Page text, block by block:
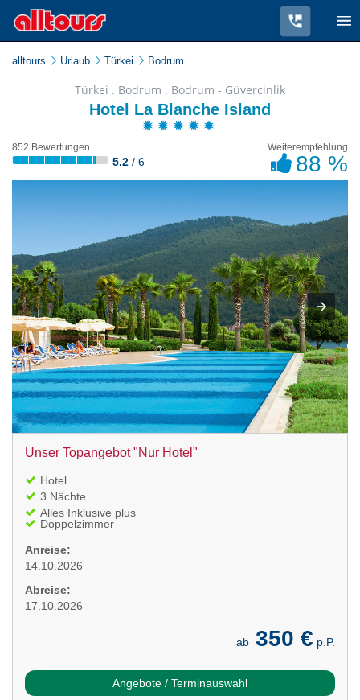
alltours Urlaub Türkei Bodrum
Türkei . Bodrum . Bodrum - Güvercinlik
Hotel La Blanche Island
852 Bewertungen
5.2 / 6
Weiterempfehlung
88 %
Unser Topangebot "Nur Hotel"
Hotel
3 Nächte
Alles Inklusive plus
Doppelzimmer
Anreise:
14.10.2026
Abreise:
17.10.2026
ab 350 € p.P.
Angebote / Terminauswahl